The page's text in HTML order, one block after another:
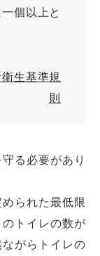
個以上と
生基準規
則
る必要があり
られた最低限
トイレの数が
がらトイレの